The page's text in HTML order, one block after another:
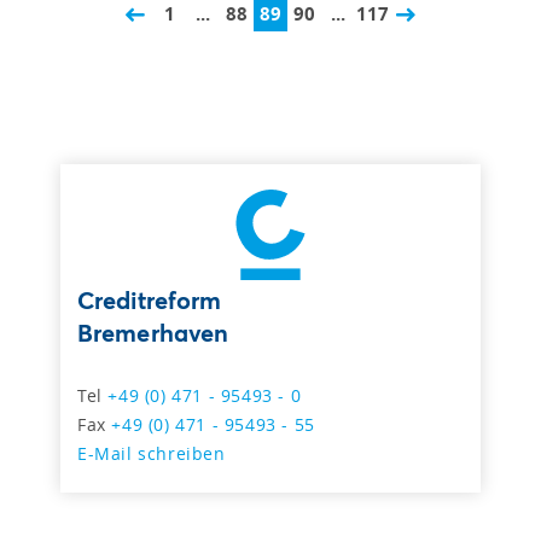
1 ... 88 89 90 ... 117
Creditreform
Bremerhaven
Tel+49 (0) 471 - 95493 - 0
Fax+49 (0) 471 - 95493 - 55
E-Mail schreiben